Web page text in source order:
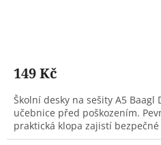
149 Kč
Školní desky na sešity A5 Baagl
učebnice před poškozením.
praktická klopa zajistí